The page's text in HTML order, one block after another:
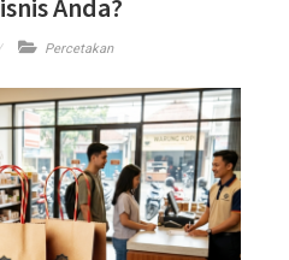
Anda?
Percetakan